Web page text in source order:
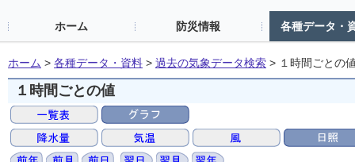
ホーム 防災情報 各種データ・
ホーム > 各種データ・資料 > 過去の気象データ検索 > １時間ごとの
１時間ごとの値